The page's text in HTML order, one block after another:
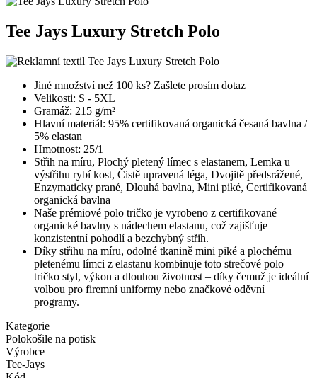
Tee Jays Luxury Stretch Polo
Jiné množství než 100 ks? Zašlete prosím dotaz
Velikosti: S - 5XL
Gramáž: 215 g/m²
Hlavní materiál: 95% certifikovaná organická česaná bavlna /
5% elastan
Hmotnost: 25/1
Střih na míru, Plochý pletený límec s elastanem, Lemka u
výstřihu rybí kost, Čistě upravená léga, Dvojitě předsrážené,
Enzymaticky prané, Dlouhá bavlna, Mini piké, Certifikovaná
organická bavlna
Naše prémiové polo tričko je vyrobeno z certifikované
organické bavlny s nádechem elastanu, což zajišťuje
konzistentní pohodlí a bezchybný střih.
Díky střihu na míru, odolné tkanině mini piké a plochému
pletenému límci z elastanu kombinuje toto strečové polo
tričko styl, výkon a dlouhou životnost – díky čemuž je ideální
volbou pro firemní uniformy nebo značkové oděvní
programy.
Kategorie
Polokošile na potisk
Výrobce
Tee-Jays